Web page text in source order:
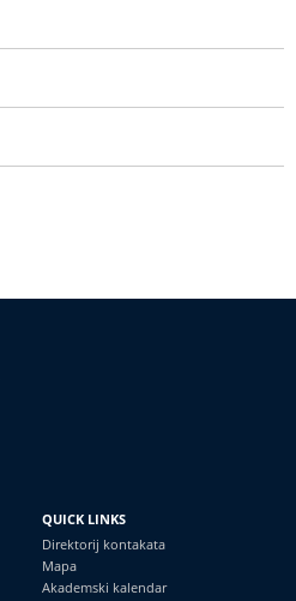
QUICK LINKS
Direktorij kontakata
Mapa
Akademski kalendar